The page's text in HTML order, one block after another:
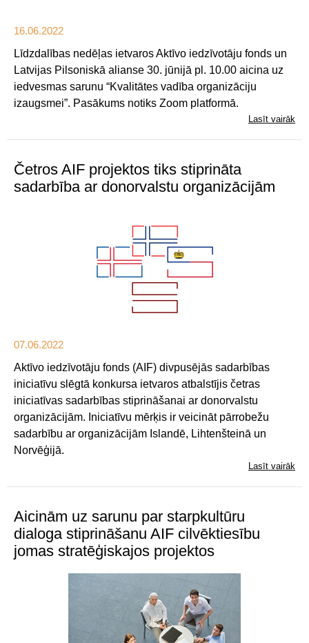
16.06.2022
Līdzdalības nedēļas ietvaros Aktīvo iedzīvotāju fonds un
Latvijas Pilsoniskā alianse 30. jūnijā pl. 10.00 aicina uz
iedvesmas sarunu “Kvalitātes vadība organizāciju
izaugsmei”. Pasākums notiks Zoom platformā.
Lasīt vairāk
Četros AIF projektos tiks stiprināta
sadarbība ar donorvalstu organizācijām
07.06.2022
Aktīvo iedzīvotāju fonds (AIF) divpusējās sadarbības
iniciatīvu slēgtā konkursa ietvaros atbalstījis četras
iniciatīvas sadarbības stiprināšanai ar donorvalstu
organizācijām. Iniciatīvu mērķis ir veicināt pārrobežu
sadarbību ar organizācijām Islandē, Lihtenšteinā un
Norvēģijā.
Lasīt vairāk
Aicinām uz sarunu par starpkultūru
dialoga stiprināšanu AIF cilvēktiesību
jomas stratēģiskajos projektos